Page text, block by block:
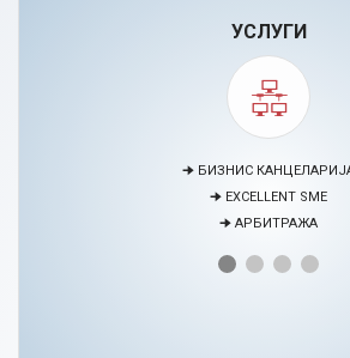
УСЛУГИ
🠊 МЕДИЈАЦИЈА
🠊 ПРОЕКТИ
🠊 ЦЕНТАР ЗА ЕДУКАЦИЈА И РАЗВОЈ НА